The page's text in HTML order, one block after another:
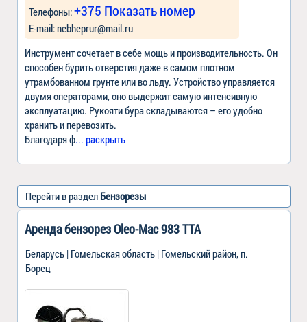
Телефоны:+375 Показать номер
Е-mail:nebheprur@mail.ru
Инструмент сочетает в себе мощь и производительность. Он
способен бурить отверстия даже в самом плотном
утрамбованном грунте или во льду. Устройство управляется
двумя операторами, оно выдержит самую интенсивную
эксплуатацию. Рукояти бура складываются – его удобно
хранить и перевозить.
Благодаря ф... раскрыть
Перейти в раздел Бензорезы
Аренда бензорез Oleo-Mac 983 TTA
Беларусь | Гомельская область | Гомельский район, п.
Борец